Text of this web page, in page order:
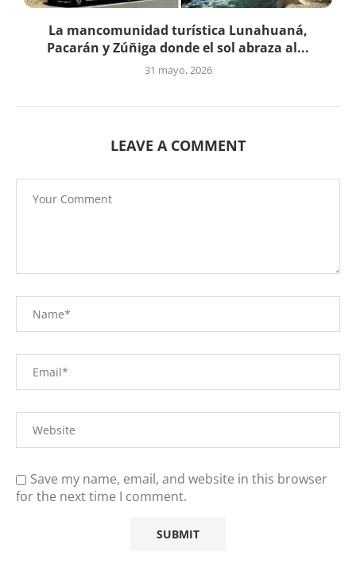
La mancomunidad turística Lunahuaná,
Pacarán y Zúñiga donde el sol abraza al...
31 mayo, 2026
LEAVE A COMMENT
Save my name, email, and website in this browser
for the next time I comment.